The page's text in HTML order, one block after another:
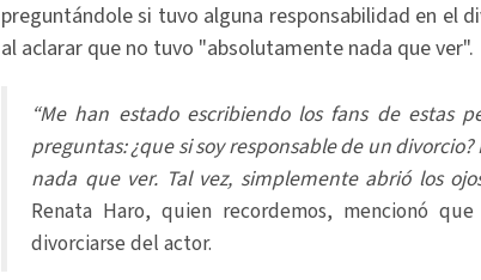
preguntándole si tuvo alguna responsabilidad en el
al aclarar que no tuvo "absolutamente nada que ver".
“Me han estado escribiendo los fans de estas
preguntas: ¿que si soy responsable de un
nada que ver. Tal vez, simplemente abrió los
Renata Haro, quien recordemos, mencionó
divorciarse del actor.